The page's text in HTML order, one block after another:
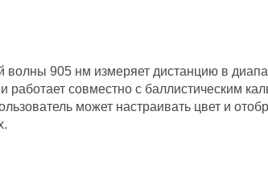
905 нм измеряет дистанцию в
работает совместно с баллистическим
может настраивать цвет и